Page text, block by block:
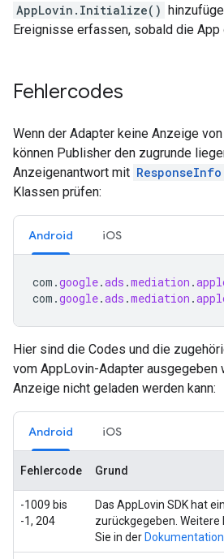
AppLovin.Initialize()
Ereignisse erfassen, sobald die
Fehlercodes
Wenn der Adapter keine Anzeige
können Publisher den zugrunde
Anzeigenantwort mit ResponseInfo
Klassen prüfen:
Android iOS
com .google.ads .mediation .
com .google.ads .mediation .
Hier sind die Codes und die
vom AppLovin-Adapter ausgegeben
Anzeige nicht geladen werden kann:
Android iOS
Fehlercode Grund
-1009 bis
-1, 204
Das AppLovin SDK hat
zurückgegeben.
Sie in der